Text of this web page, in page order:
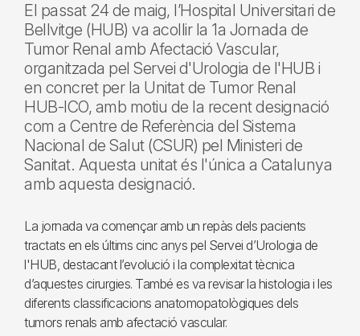
El passat 24 de maig, l’Hospital Universitari de
Bellvitge (HUB) va acollir la 1a Jornada de
Tumor Renal amb Afectació Vascular,
organitzada pel Servei d'Urologia de l'HUB i
en concret per la Unitat de Tumor Renal
HUB-ICO, amb motiu de la recent designació
com a Centre de Referència del Sistema
Nacional de Salut (CSUR) pel Ministeri de
Sanitat. Aquesta unitat és l'única a Catalunya
amb aquesta designació.
La jornada va començar amb un repàs dels pacients
tractats en els últims cinc anys pel Servei d’Urologia de
l'HUB, destacant l’evolució i la complexitat tècnica
d’aquestes cirurgies. També es va revisar la histologia i les
diferents classificacions anatomopatològiques dels
tumors renals amb afectació vascular.